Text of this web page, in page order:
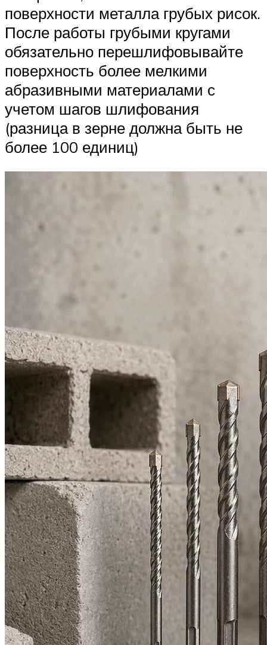
поверхности металла грубых рисок.
После работы грубыми кругами
обязательно перешлифовывайте
поверхность более мелкими
абразивными материалами с
учетом шагов шлифования
(разница в зерне должна быть не
более 100 единиц)